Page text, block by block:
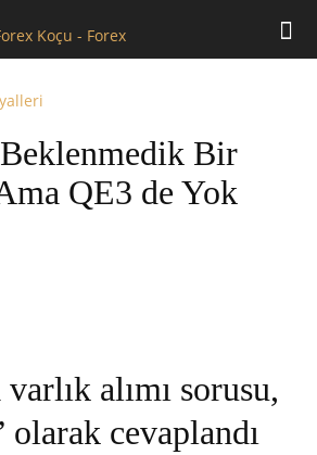
Bir
QE3 de Yok
alımı sorusu,
olarak cevaplandı